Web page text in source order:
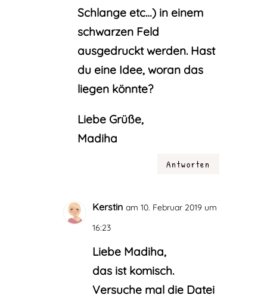
Schlange etc…) in einem
schwarzen Feld
ausgedruckt werden. Hast
du eine Idee, woran das
liegen könnte?
Liebe Grüße,
Madiha
Antworten
Kerstin am 10. Februar 2019 um
16:23
Liebe Madiha,
das ist komisch.
Versuche mal die Datei